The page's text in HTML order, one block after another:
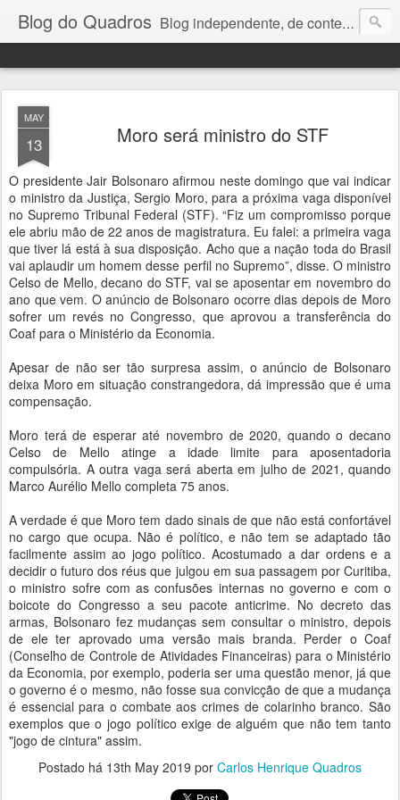
Blog do Quadros Blog independente, de conteúdo noticioso, com foco em economia, negócios, política e atualidades. e-mail do editor: chquadros2@gmail.com
MAY
13 Moro será ministro do STF
O presidente Jair Bolsonaro afirmou neste domingo que vai indicar
o ministro da Justiça, Sergio Moro, para a próxima vaga disponível
no Supremo Tribunal Federal (STF). “Fiz um compromisso porque
ele abriu mão de 22 anos de magistratura. Eu falei: a primeira vaga
que tiver lá está à sua disposição. Acho que a nação toda do Brasil
vai aplaudir um homem desse perfil no Supremo”, disse. O ministro
Celso de Mello, decano do STF, vai se aposentar em novembro do
ano que vem. O anúncio de Bolsonaro ocorre dias depois de Moro
sofrer um revés no Congresso, que aprovou a transferência do
Coaf para o Ministério da Economia.
Apesar de não ser tão surpresa assim, o anúncio de Bolsonaro
deixa Moro em situação constrangedora, dá impressão que é uma
compensação.
Moro terá de esperar até novembro de 2020, quando o decano
Celso de Mello atinge a idade limite para aposentadoria
compulsória. A outra vaga será aberta em julho de 2021, quando
Marco Aurélio Mello completa 75 anos.
A verdade é que Moro tem dado sinais de que não está confortável
no cargo que ocupa. Não é político, e não tem se adaptado tão
facilmente assim ao jogo político. Acostumado a dar ordens e a
decidir o futuro dos réus que julgou em sua passagem por Curitiba,
o ministro sofre com as confusões internas no governo e com o
boicote do Congresso a seu pacote anticrime. No decreto das
armas, Bolsonaro fez mudanças sem consultar o ministro, depois
de ele ter aprovado uma versão mais branda. Perder o Coaf
(Conselho de Controle de Atividades Financeiras) para o Ministério
da Economia, por exemplo, poderia ser uma questão menor, já que
o governo é o mesmo, não fosse sua convicção de que a mudança
é essencial para o combate aos crimes de colarinho branco. São
exemplos que o jogo político exige de alguém que não tem tanto
"jogo de cintura" assim.
Postado há 13th May 2019 por Carlos Henrique Quadros